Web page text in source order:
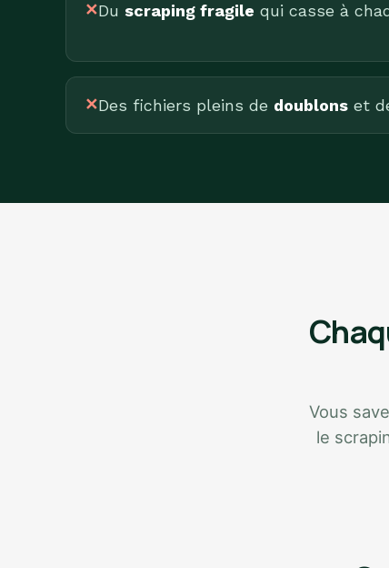
✕Du scraping fragile qui casse à
✕Des fichiers pleins de doublons et
Vous
le